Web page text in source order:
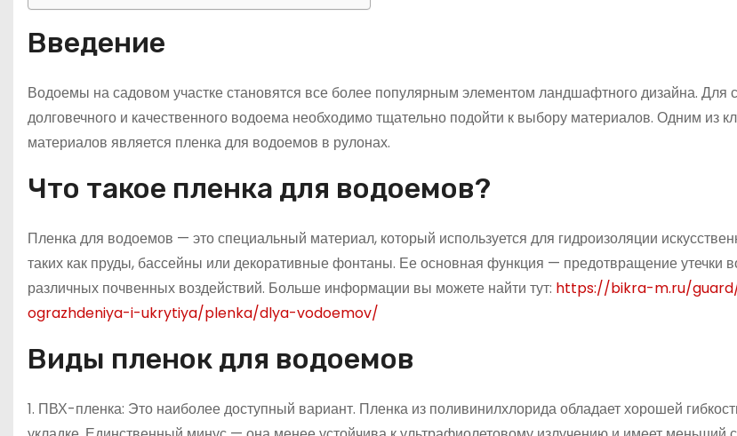
Введение
Водоемы на садовом участке становятся все более популярным элементом ландшафтного дизайна. Для
долговечного и качественного водоема необходимо тщательно подойти к выбору материалов. Одним из
материалов является пленка для водоемов в рулонах.
Что такое пленка для водоемов?
Пленка для водоемов — это специальный материал, который используется для гидроизоляции
таких как пруды, бассейны или декоративные фонтаны. Ее основная функция — предотвращение утечки
различных почвенных воздействий. Больше информации вы можете найти тут: https://bikra-m.ru/
ograzhdeniya-i-ukrytiya/plenka/dlya-vodoemov/
Виды пленок для водоемов
1. ПВХ-пленка: Это наиболее доступный вариант. Пленка из поливинилхлорида обладает хорошей